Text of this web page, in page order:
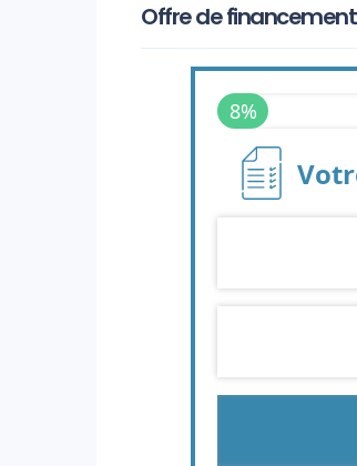
Offre de financement